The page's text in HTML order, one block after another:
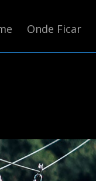
Onde Ficar